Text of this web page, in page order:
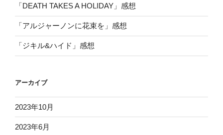
問
題”
「DEATH TAKES A HOLIDAY」感想
「アルジャーノンに花束を」感想
「ジキル&ハイド」感想
アーカイブ
2023年10月
2023年6月